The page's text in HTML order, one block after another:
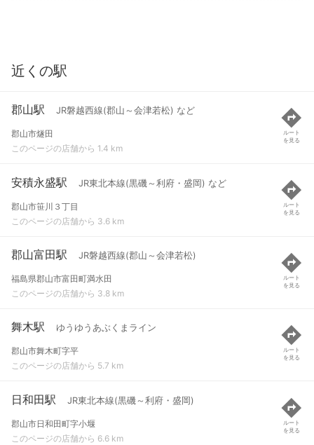
近くの駅
郡山駅 JR磐越西線(郡山～会津若松) など
郡山市燧田
このページの店舗から 1.4 km
ルート
を見る
安積永盛駅 JR東北本線(黒磯～利府・盛岡) など
郡山市笹川３丁目
このページの店舗から 3.6 km
ルート
を見る
郡山富田駅 JR磐越西線(郡山～会津若松)
福島県郡山市富田町満水田
このページの店舗から 3.8 km
ルート
を見る
舞木駅 ゆうゆうあぶくまライン
郡山市舞木町字平
このページの店舗から 5.7 km
ルート
を見る
日和田駅 JR東北本線(黒磯～利府・盛岡)
郡山市日和田町字小堰
このページの店舗から 6.6 km
ルート
を見る